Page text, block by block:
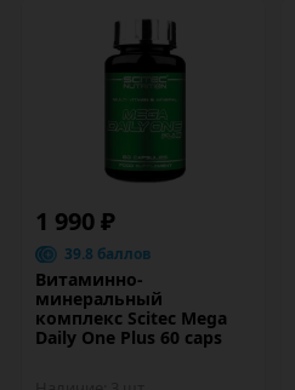
1 990 ₽
39.8 баллов
Витаминно-
минеральный
комплекс Scitec Mega
Daily One Plus 60 caps